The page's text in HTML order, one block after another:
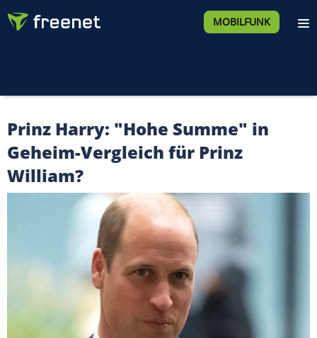
MOBILFUNK
Prinz Harry: "Hohe Summe" in
Geheim-Vergleich für Prinz
William?